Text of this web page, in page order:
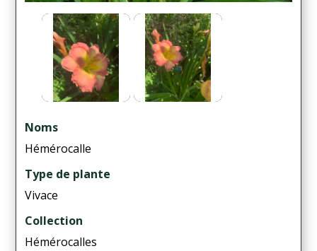
Noms
Hémérocalle
Type de plante
Vivace
Collection
Hémérocalles